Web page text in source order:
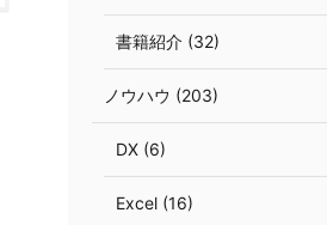
書籍紹介 (32)
ノウハウ (203)
DX (6)
Excel (16)